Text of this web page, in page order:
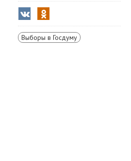
Выборы в Госдуму